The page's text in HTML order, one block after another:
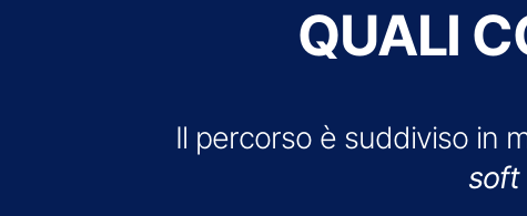
QUALI
Il percorso è suddiviso in
soft